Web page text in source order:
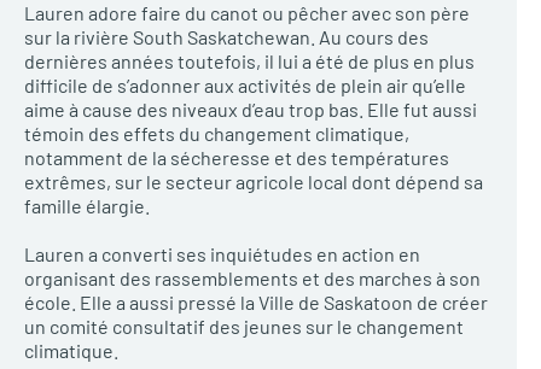
Lauren adore faire du canot ou pêcher avec son père
sur la rivière South Saskatchewan. Au cours des
dernières années toutefois, il lui a été de plus en plus
difficile de s’adonner aux activités de plein air qu’elle
aime à cause des niveaux d’eau trop bas. Elle fut aussi
témoin des effets du changement climatique,
notamment de la sécheresse et des températures
extrêmes, sur le secteur agricole local dont dépend sa
famille élargie.
Lauren a converti ses inquiétudes en action en
organisant des rassemblements et des marches à son
école. Elle a aussi pressé la Ville de Saskatoon de créer
un comité consultatif des jeunes sur le changement
climatique.